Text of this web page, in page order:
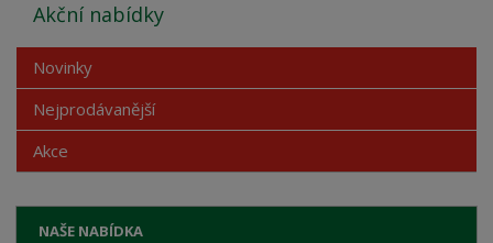
NAŠE NABÍDKA
Akční nabídky
Novinky
Nejprodávanější
Akce